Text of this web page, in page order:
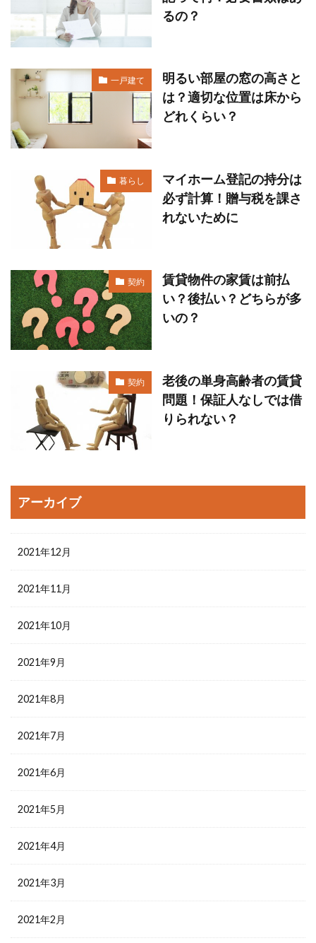
るの？
一戸建て
明るい部屋の窓の高さと
は？適切な位置は床から
どれくらい？
暮らし
マイホーム登記の持分は
必ず計算！贈与税を課さ
れないために
契約
賃貸物件の家賃は前払
い？後払い？どちらが多
いの？
契約
老後の単身高齢者の賃貸
問題！保証人なしでは借
りられない？
アーカイブ
2021年12月
2021年11月
2021年10月
2021年9月
2021年8月
2021年7月
2021年6月
2021年5月
2021年4月
2021年3月
2021年2月